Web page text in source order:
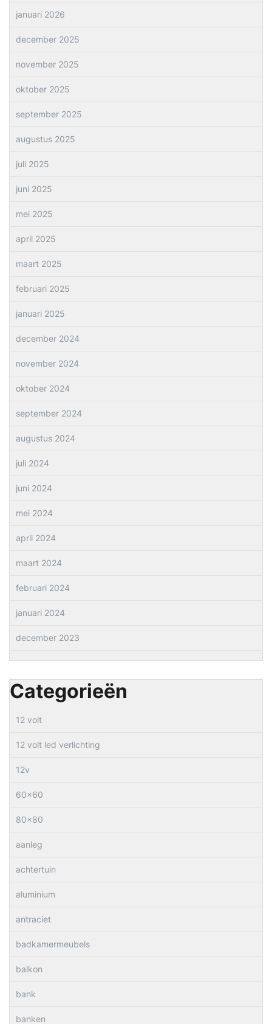
januari 2026
december 2025
november 2025
oktober 2025
september 2025
augustus 2025
juli 2025
juni 2025
mei 2025
april 2025
maart 2025
februari 2025
januari 2025
december 2024
november 2024
oktober 2024
september 2024
augustus 2024
juli 2024
juni 2024
mei 2024
april 2024
maart 2024
februari 2024
januari 2024
december 2023
Categorieën
12 volt
12 volt led verlichting
12v
60×60
80×80
aanleg
achtertuin
aluminium
antraciet
badkamermeubels
balkon
bank
banken